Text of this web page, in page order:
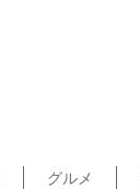
グルメ